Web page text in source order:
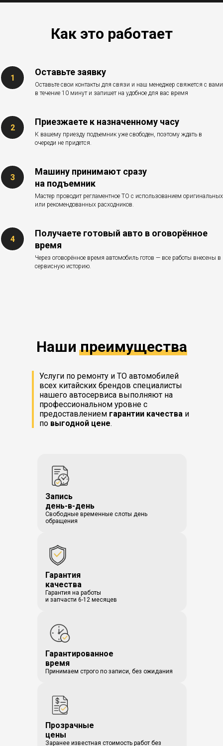
Как это работает
Оставьте заявку
Оставьте свои контакты для связи и наш менеджер свяжется с вами
в течение 10 минут и запишет на удобное для вас время
Приезжаете к назначенному часу
К вашему приезду подъемник уже свободен, поэтому ждать в
очереди не придется.
Машину принимают сразу
на подъемник
Мастер проводит регламентное ТО с использованием оригинальных
или рекомендованных расходников.
Получаете готовый авто в оговорённое
время
Через оговорённое время автомобиль готов — все работы внесены в
сервисную историю.
Наши преимущества
Услуги по ремонту и ТО автомобилей
всех китайских брендов специалисты
нашего автосервиса выполняют на
профессиональном уровне с
предоставлением гарантии качества и
по выгодной цене.
Запись
день-в-день
Свободные временные слоты день
обращения
Гарантия
качества
Гарантия на работы
и запчасти 6-12 месяцев
Гарантированное
время
Принимаем строго по записи, без ожидания
Прозрачные
цены
Заранее известная стоимость работ без